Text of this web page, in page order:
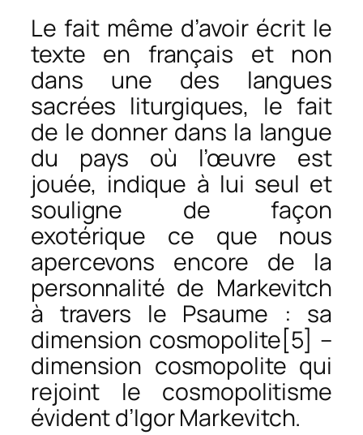
Le fait même d’avoir écrit le
texte en français et non
dans une des langues
sacrées liturgiques, le fait
de le donner dans la langue
du pays où l’œuvre est
jouée, indique à lui seul et
souligne de façon
exotérique ce que nous
apercevons encore de la
personnalité de Markevitch
à travers le Psaume : sa
dimension cosmopolite[5] –
dimension cosmopolite qui
rejoint le cosmopolitisme
évident d’Igor Markevitch.